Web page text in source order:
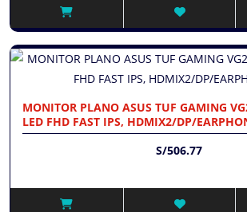
MONITOR PLANO ASUS TUF GAMING
LED FHD FAST IPS, HDMIX2/DP/
S/506.77